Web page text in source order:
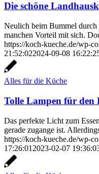
Die schöne
Neulich beim Bummel durch
manchen Vorteil mit sich.
https://koch-kueche.de/wp-
21:52:022024-09-08
Alles für die Küche
Tolle Lampen für den
Das perfekte Licht zum
gerade zugange ist.
https://koch-kueche.de/wp-
17:26:01 2023-02-07